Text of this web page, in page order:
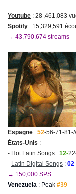
Youtube : 28 ,461,083
Spotify : 15,329 ,591
→ 43,790,674 streams
Espagne : 52-56-71-81-//
États-Unis :
- Hot Latin Songs : 12-
- Latin Digital Songs : 02
→ 150,000 SPS
Venezuela : Peak #39